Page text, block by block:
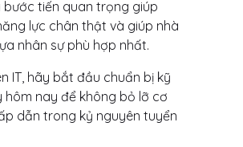
tiến quan trọng giúp
lực chân thật và giúp nhà
nhân sự phù hợp nhất.
IT, hãy bắt đầu chuẩn bị kỹ
nay để không bỏ lỡ cơ
dẫn trong kỷ nguyên tuyển